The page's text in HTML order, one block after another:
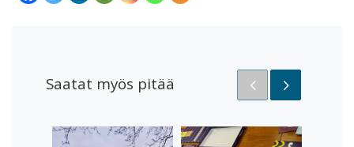
Saatat myös pitää